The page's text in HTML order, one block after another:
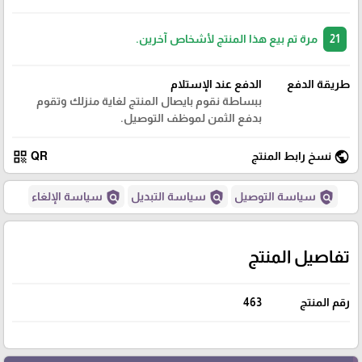
مرة تم بيع هذا المنتج لأشخاص آخرين.
طريقة الدفع
الدفع عند الإستلام
ببساطة نقوم بايصال المنتج لغاية منزلك وتقوم
بدفع الثمن لموظف التوصيل.
public نسخ رابط المنتج QR
qr_code
policy سياسة التوصيل policy سياسة التبديل policy سياسة الإلغاء
تفاصيل المنتج
رقم المنتج 463